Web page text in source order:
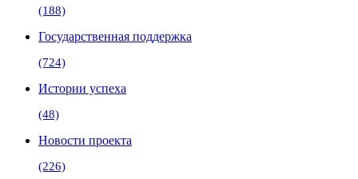
(188)
Государственная поддержка
(724)
Истории успеха
(48)
Новости проекта
(226)